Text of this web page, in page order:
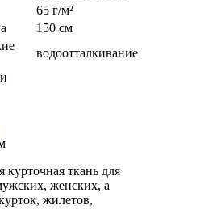
65 г/м²
150 см
водоотталкивание
курточная ткань для
женских, а
жилетов,